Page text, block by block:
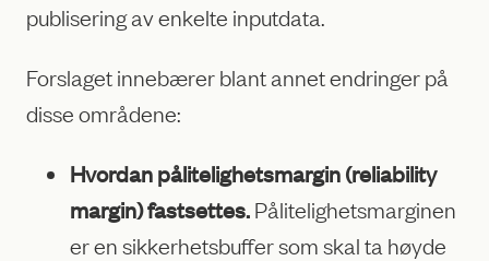
publisering av enkelte inputdata.
Forslaget innebærer blant annet endringer på
disse områdene:
Hvordan pålitelighetsmargin (reliability
margin) fastsettes.Pålitelighetsmarginen
er en sikkerhetsbuffer som skal ta høyde